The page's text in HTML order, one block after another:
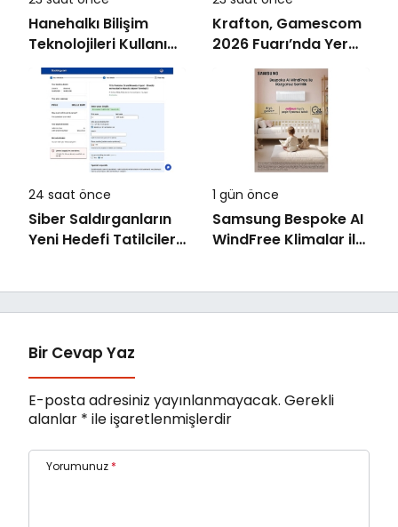
Hanehalkı Bilişim
Teknolojileri Kullanım
Araştırması, 2026
Krafton, Gamescom
2026 Fuarı’nda Yer
Alacak Oyunlarına
Dair Yeni Ayrıntıları
Paylaştı
24 saat önce
Siber Saldırganların
Yeni Hedefi Tatilciler:
1 gün önce
Samsung Bespoke AI
WindFree Klimalar ile
Bir Cevap Yaz
E-posta adresiniz yayınlanmayacak. Gerekli
alanlar * ile işaretlenmişlerdir
Yorumunuz *